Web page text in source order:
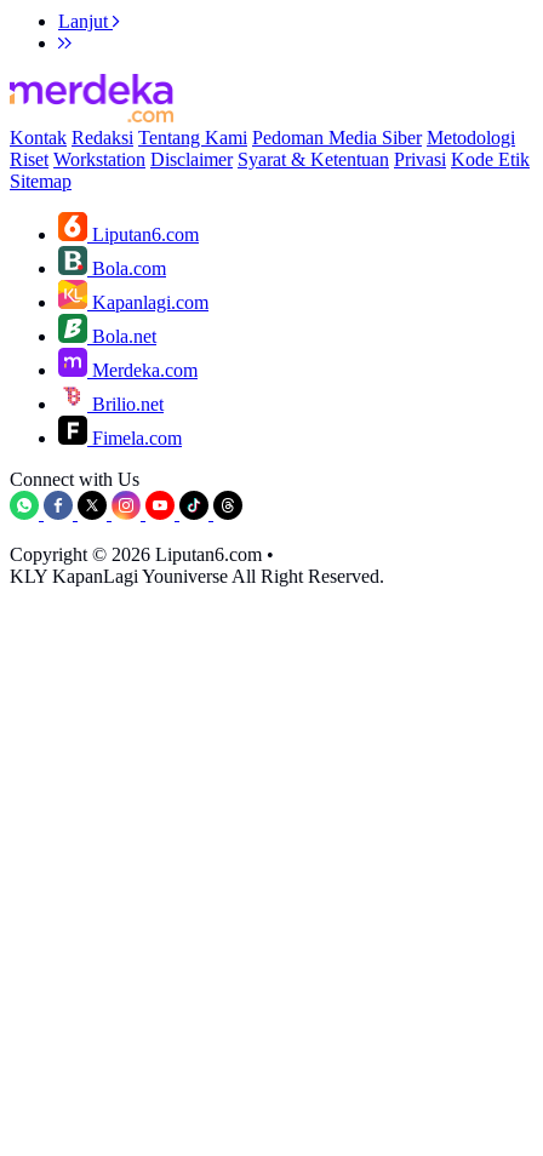
Lanjut
Kontak Redaksi Tentang Kami Pedoman Media Siber Metodologi
Riset Workstation Disclaimer Syarat & Ketentuan Privasi Kode Etik
Sitemap
Liputan6.com
Bola.com
Kapanlagi.com
Bola.net
Merdeka.com
Brilio.net
Fimela.com
Connect with Us
Copyright © 2026 Liputan6.com •
KLY KapanLagi Youniverse All Right Reserved.